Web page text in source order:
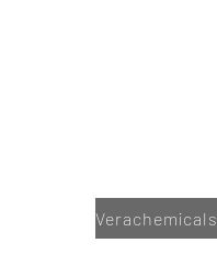
Verachemicals